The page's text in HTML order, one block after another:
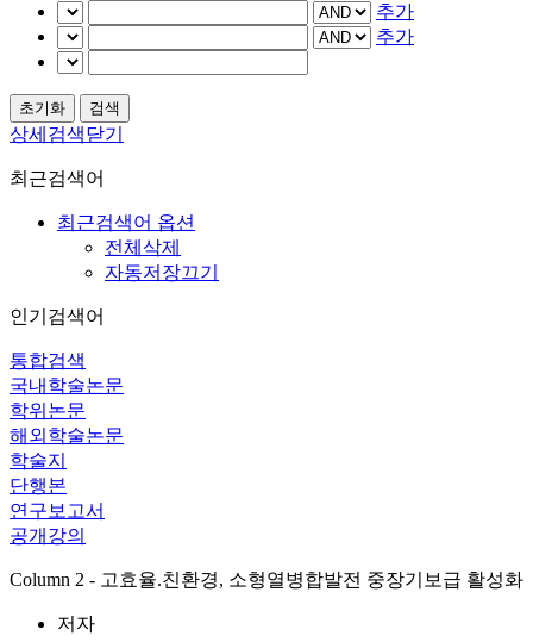
추가
추가
상세검색닫기
최근검색어
최근검색어 옵션
전체삭제
자동저장끄기
인기검색어
통합검색
국내학술논문
학위논문
해외학술논문
학술지
단행본
연구보고서
공개강의
Column 2 - 고효율.친환경, 소형열병합발전 중장기보급 활성화
저자